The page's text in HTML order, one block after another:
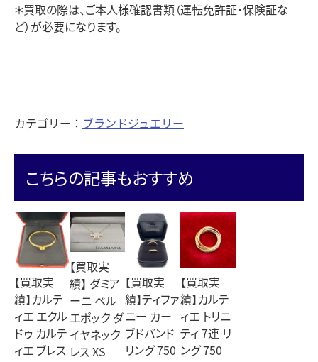
＊買取の際は、ご本人様確認書類（運転免許証・保険証な
ど）が必要になります。
カテゴリー： ブランドジュエリー
こちらの記事もおすすめ
【買取実
績】カルテ
ィエ エクル
ドゥ カルテ
ィエ ブレス
【買取実
績】 ダミア
ーニ ベル
エポック ダ
イヤネック
レス XS
【買取実
績】ティファ
ニー カー
ブドバンド
リング 750
【買取実
績】カルテ
ィエ トリニ
ティ 7連 リ
ング 750